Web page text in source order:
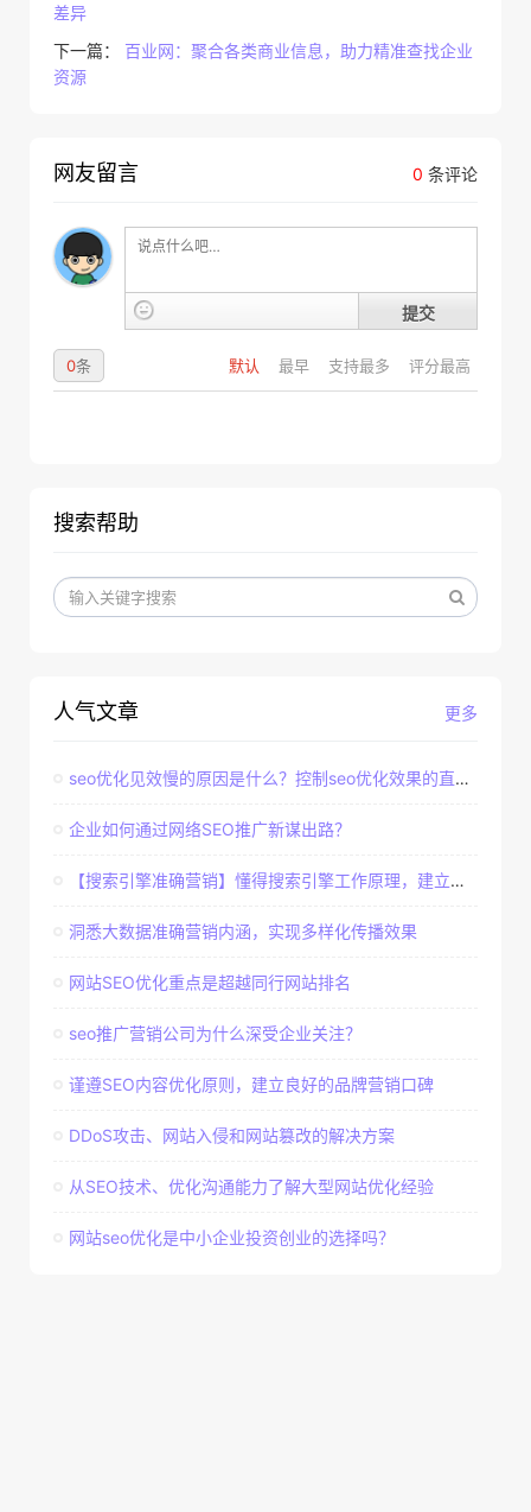
差异
下一篇： 百业网：聚合各类商业信息，助力精准查找企业
资源
0 条评论
网友留言
提交
默认 最早 支持最多 评分最高
0条
搜索帮助
更多
人气文章
seo优化见效慢的原因是什么？控制seo优化效果的直接因素
企业如何通过网络SEO推广新谋出路？
【搜索引擎准确营销】懂得搜索引擎工作原理，建立准确客户群体
洞悉大数据准确营销内涵，实现多样化传播效果
网站SEO优化重点是超越同行网站排名
seo推广营销公司为什么深受企业关注？
谨遵SEO内容优化原则，建立良好的品牌营销口碑
DDoS攻击、网站入侵和网站篡改的解决方案
从SEO技术、优化沟通能力了解大型网站优化经验
网站seo优化是中小企业投资创业的选择吗？